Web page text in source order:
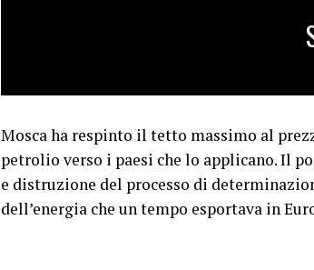
Mosca ha respinto il tetto massimo al
petrolio verso i paesi che lo applicano. Il
e distruzione del processo di
dell’energia che un tempo esportava in